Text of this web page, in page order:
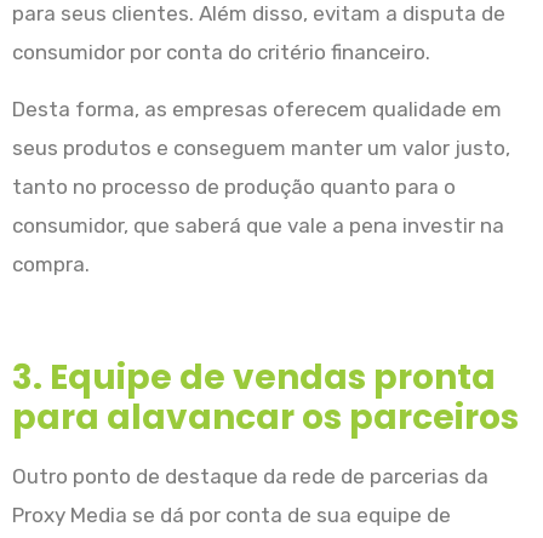
para seus clientes. Além disso, evitam a disputa de
consumidor por conta do critério financeiro.
Desta forma, as empresas oferecem qualidade em
seus produtos e conseguem manter um valor justo,
tanto no processo de produção quanto para o
consumidor, que saberá que vale a pena investir na
compra.
3. Equipe de vendas pronta
para alavancar os parceiros
Outro ponto de destaque da rede de parcerias da
Proxy Media se dá por conta de sua equipe de